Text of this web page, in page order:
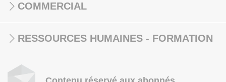
COMMERCIAL
RESSOURCES HUMAINES - FORMATION